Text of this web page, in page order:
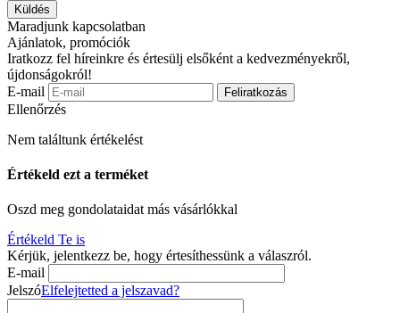
Küldés
Maradjunk kapcsolatban
Ajánlatok, promóciók
Iratkozz fel híreinkre és értesülj elsőként a kedvezményekről,
újdonságokról!
E-mail
Feliratkozás
Ellenőrzés
Nem találtunk értékelést
Értékeld ezt a terméket
Oszd meg gondolataidat más vásárlókkal
Értékeld Te is
Kérjük, jelentkezz be, hogy értesíthessünk a válaszról.
E-mail
JelszóElfelejtetted a jelszavad?